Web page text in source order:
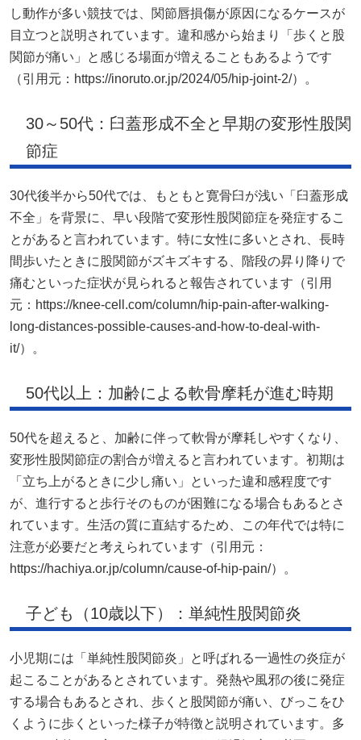
し動作が多い競技では、関節唇損傷が原因になるケースが
目立つと説明されています。違和感から始まり「歩くと股
関節が痛い」と感じる場面が増えることもあるようです
（引用元：https://inoruto.or.jp/2024/05/hip-joint-2/）。
30～50代：臼蓋形成不全と早期の変形性股関
節症
30代後半から50代では、もともと寛骨臼が浅い「臼蓋形成
不全」を背景に、早い段階で変形性股関節症を発症するこ
とがあると言われています。特に女性に多いとされ、長時
間歩いたときに股関節がズキズキする、階段の昇り降りで
痛むといった症状が見られると報告されています（引用
元：https://knee-cell.com/column/hip-pain-after-walking-
long-distances-possible-causes-and-how-to-deal-with-
it/）。
50代以上：加齢による軟骨摩耗が進む時期
50代を超えると、加齢に伴って軟骨が摩耗しやすくなり、
変形性股関節症の割合が増えると言われています。初期は
「立ち上がるときに少し痛い」といった違和感程度です
が、進行すると歩行そのものが困難になる場合もあるとさ
れています。生活の質に直結するため、この年代では特に
注意が必要だと考えられています（引用元：
https://hachiya.or.jp/column/cause-of-hip-pain/）。
子ども（10歳以下）：単純性股関節炎
小児期には「単純性股関節炎」と呼ばれる一過性の炎症が
起こることがあるとされています。発熱や風邪の後に発症
する場合もあるとされ、歩くと股関節が痛い、びっこをひ
くように歩くといった様子が特徴と説明されています。多